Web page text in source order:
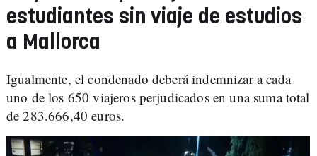
estudiantes sin viaje de estudios
a Mallorca
Igualmente, el condenado deberá indemnizar a cada
uno de los 650 viajeros perjudicados en una suma total
de 283.666,40 euros.